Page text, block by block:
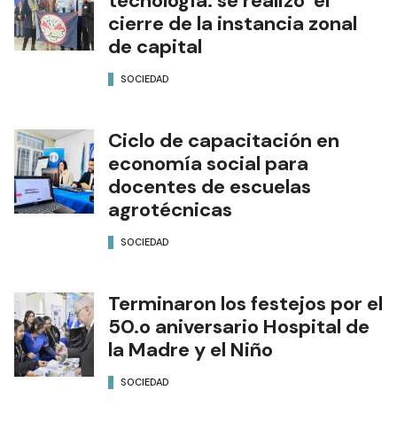
cierre de la instancia zonal
de capital
SOCIEDAD
Ciclo de capacitación en
economía social para
docentes de escuelas
agrotécnicas
SOCIEDAD
Terminaron los festejos por el
50.o aniversario Hospital de
la Madre y el Niño
SOCIEDAD